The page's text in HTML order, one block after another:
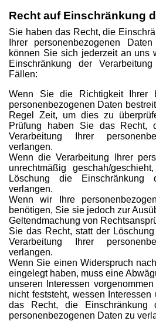
Recht auf Einschränkung
Sie haben das Recht, die
Ihrer personenbezogenen
können Sie sich jederzeit an uns
Einschränkung der
Fällen:
Wenn Sie die Richtigkeit Ihrer
personenbezogenen Daten
Regel Zeit, um dies zu
Prüfung haben Sie das Recht,
Verarbeitung Ihrer
verlangen.
Wenn die Verarbeitung Ihrer
unrechtmäßig geschah/
Löschung die Einschränkung
verlangen.
Wenn wir Ihre
benötigen, Sie sie jedoch zur
Geltendmachung von
Sie das Recht, statt der
Verarbeitung Ihrer
verlangen.
Wenn Sie einen Widerspruch
eingelegt haben, muss eine
unseren Interessen
nicht feststeht, wessen
das Recht, die Einschränkung
personenbezogenen Daten zu